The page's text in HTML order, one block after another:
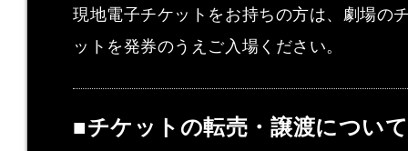
現地電子チケットをお持ちの方は、劇場の
ットを発券のうえご入場ください。
■チケットの転売・譲渡について